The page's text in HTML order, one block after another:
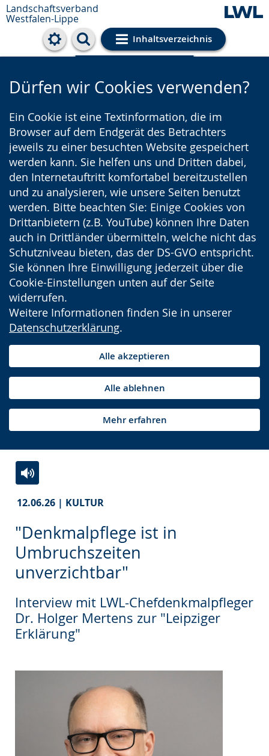
Landschaftsverband
Westfalen-Lippe
Inhaltsverzeichnis
Cookie-Einstellungen
Dürfen wir Cookies verwenden?
Ein Cookie ist eine Textinformation, die im
Browser auf dem Endgerät des Betrachters
jeweils zu einer besuchten Website gespeichert
werden kann. Sie helfen uns und Dritten dabei,
den Internetauftritt komfortabel bereitzustellen
und zu analysieren, wie unsere Seiten benutzt
werden. Bitte beachten Sie: Einige Cookies von
Drittanbietern (z.B. YouTube) können Ihre Daten
auch in Drittländer übermitteln, welche nicht das
Schutzniveau bieten, das der DS-GVO entspricht.
Sie können Ihre Einwilligung jederzeit über die
Cookie-Einstellungen unten auf der Seite
widerrufen.
Weitere Informationen finden Sie in unserer
Datenschutzerklärung.
Alle akzeptieren
Alle ablehnen
Mehr erfahren
12.06.26 | KULTUR
"Denkmalpflege ist in
Umbruchszeiten
unverzichtbar"
Interview mit LWL-Chefdenkmalpfleger
Dr. Holger Mertens zur "Leipziger
Erklärung"
Leichten
Sprache
wechseln.
Audio-
Unterstützung.
Video
in
Deutscher
Gebärdensprache
wird
angezeigt.